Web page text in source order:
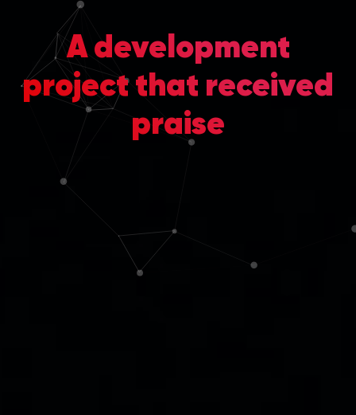
A development
project that received
praise